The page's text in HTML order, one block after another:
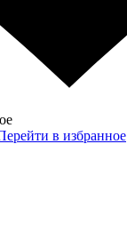
в избранное